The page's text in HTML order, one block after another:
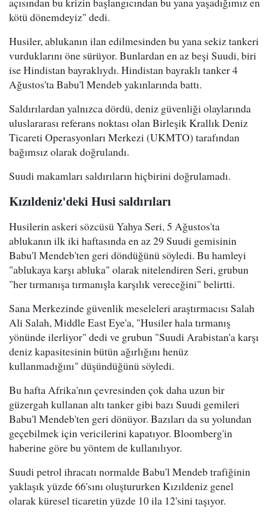
kötü dönemdeyiz" dedi.
Husiler, ablukanın ilan edilmesinden bu yana sekiz tankeri
vurduklarını öne sürüyor. Bunlardan en az beşi Suudi, biri
ise Hindistan bayraklıydı. Hindistan bayraklı tanker 4
Ağustos'ta Babu'l Mendeb yakınlarında battı.
Saldırılardan yalnızca dördü, deniz güvenliği olaylarında
uluslararası referans noktası olan Birleşik Krallık Deniz
Ticareti Operasyonları Merkezi (UKMTO) tarafından
bağımsız olarak doğrulandı.
Suudi makamları saldırıların hiçbirini doğrulamadı.
Kızıldeniz'deki Husi saldırıları
Husilerin askeri sözcüsü Yahya Seri, 5 Ağustos'ta
ablukanın ilk iki haftasında en az 29 Suudi gemisinin
Babu'l Mendeb'ten geri döndüğünü söyledi. Bu hamleyi
"ablukaya karşı abluka" olarak nitelendiren Seri, grubun
"her tırmanışa tırmanışla karşılık vereceğini" belirtti.
Sana Merkezinde güvenlik meseleleri araştırmacısı Salah
Ali Salah, Middle East Eye'a, "Husiler hala tırmanış
yönünde ilerliyor" dedi ve grubun "Suudi Arabistan'a karşı
deniz kapasitesinin bütün ağırlığını henüz
kullanmadığını" düşündüğünü söyledi.
Bu hafta Afrika'nın çevresinden çok daha uzun bir
güzergah kullanan altı tanker gibi bazı Suudi gemileri
Babu'l Mendeb'ten geri dönüyor. Bazıları da su yolundan
geçebilmek için vericilerini kapatıyor. Bloomberg'in
haberine göre bu yöntem de kullanılıyor.
Suudi petrol ihracatı normalde Babu'l Mendeb trafiğinin
yaklaşık yüzde 66'sını oluştururken Kızıldeniz genel
olarak küresel ticaretin yüzde 10 ila 12'sini taşıyor.